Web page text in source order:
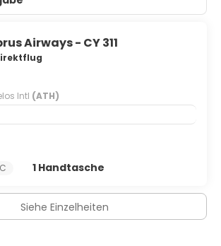
Safes und Schreibtische; die Zimmer
ein Express-Check-in, ein Express-
Gepäckaufbewahrung.
Airways - CY 311
Intl (ATH)
1 Handtasche
Siehe Einzelheiten